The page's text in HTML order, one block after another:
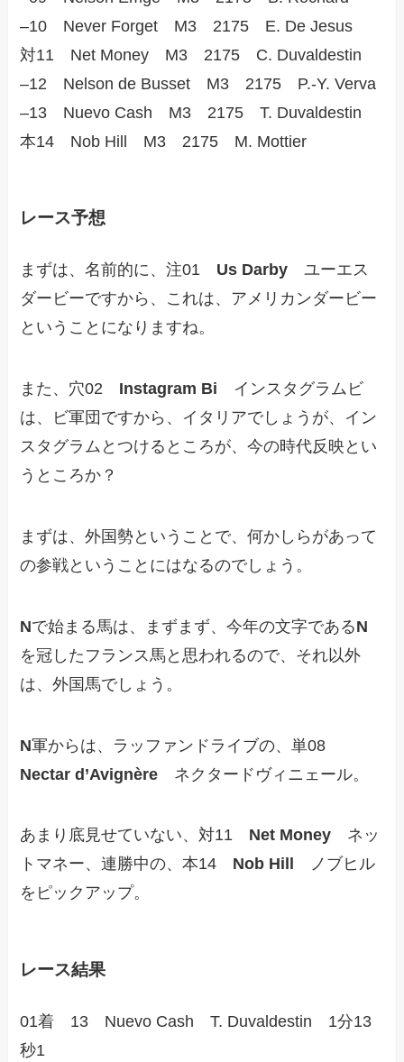
–10 Never Forget M3 2175 E. De Jesus
対11 Net Money M3 2175 C. Duvaldestin
–12 Nelson de Busset M3 2175 P.-Y. Verva
–13 Nuevo Cash M3 2175 T. Duvaldestin
本14 Nob Hill M3 2175 M. Mottier
レース予想
まずは、名前的に、注01 Us Darby ユーエス
ダービーですから、これは、アメリカンダービー
ということになりますね。
また、穴02 Instagram Bi インスタグラムビ
は、ビ軍団ですから、イタリアでしょうが、イン
スタグラムとつけるところが、今の時代反映とい
うところか？
まずは、外国勢ということで、何かしらがあって
の参戦ということにはなるのでしょう。
Nで始まる馬は、まずまず、今年の文字であるN
を冠したフランス馬と思われるので、それ以外
は、外国馬でしょう。
N軍からは、ラッファンドライブの、単08
Nectar d’Avignère ネクタードヴィニェール。
あまり底見せていない、対11 Net Money ネッ
トマネー、連勝中の、本14 Nob Hill
ノブヒル
をピックアップ。
レース結果
01着 13 Nuevo Cash T. Duvaldestin 1分13
秒1